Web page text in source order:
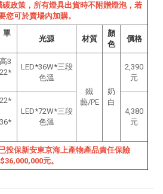
政策，所有燈具出貨時不附贈燈泡，若
您可於賣場內加購。
單
光源 材質
顏
色
價格
3
LED*36W*三段
色溫
鐵
藝/PE
奶
白
2,390
元
LED*72W*三段
色溫
4,380
元
投保新安東京海上產物產品責任保險
$36,000,000元。